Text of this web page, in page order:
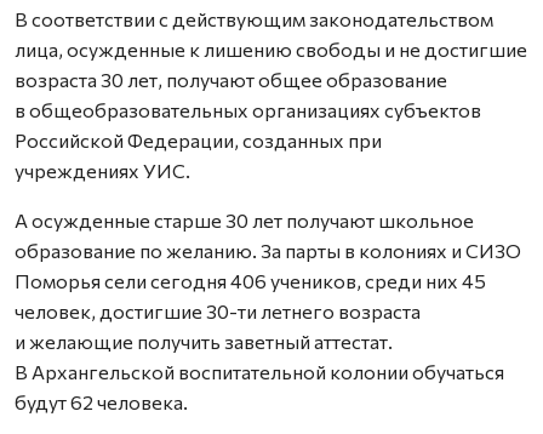
В соответствии с действующим законодательством
лица, осужденные к лишению свободы и не достигшие
возраста 30 лет, получают общее образование
в общеобразовательных организациях субъектов
Российской Федерации, созданных при
учреждениях УИС.
А осужденные старше 30 лет получают школьное
образование по желанию. За парты в колониях и СИЗО
Поморья сели сегодня 406 учеников, среди них 45
человек, достигшие 30-ти летнего возраста
и желающие получить заветный аттестат.
В Архангельской воспитательной колонии обучаться
будут 62 человека.